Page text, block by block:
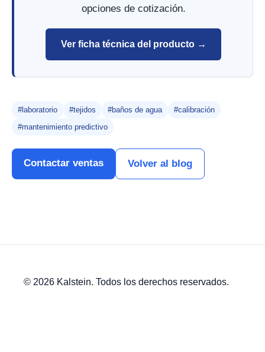
opciones de cotización.
Ver ficha técnica del producto →
#laboratorio #tejidos #baños de agua
#calibración
#mantenimiento predictivo
Contactar ventas Volver al blog
© 2026 Kalstein. Todos los derechos reservados.